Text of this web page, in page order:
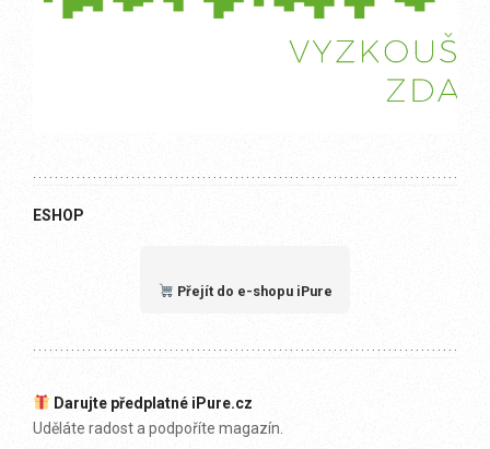
ESHOP
Přejít do e-shopu iPure
Darujte předplatné iPure.cz
Uděláte radost a podpoříte magazín.